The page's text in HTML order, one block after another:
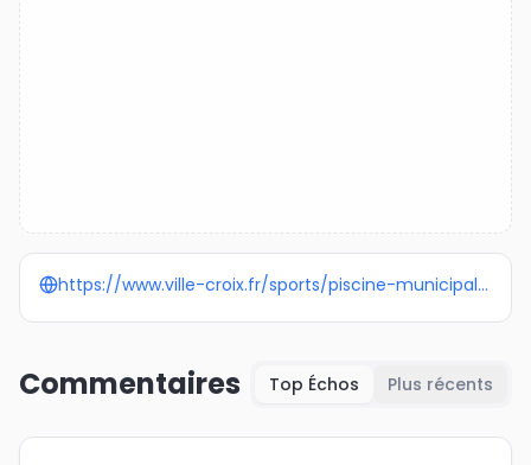
https://www.ville-croix.fr/sports/piscine-municipale/
Commentaires Top Échos Plus récents